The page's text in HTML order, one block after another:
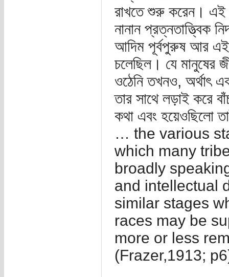
রাখতে শুরু করেন। এই
নানান প্রত্নতাত্ত্বিক
আদিম পূর্বপুরুষ আর এই
চলেছিল। যে মানুষের
ওঠেনি তখনও, অর্থাৎ
তার সাথে লড়াই করে
কথা এবং হয়েওছিলো
… the various
which many
broadly
and intellectual
similar stages
races may be
more or less
(Frazer,1913;